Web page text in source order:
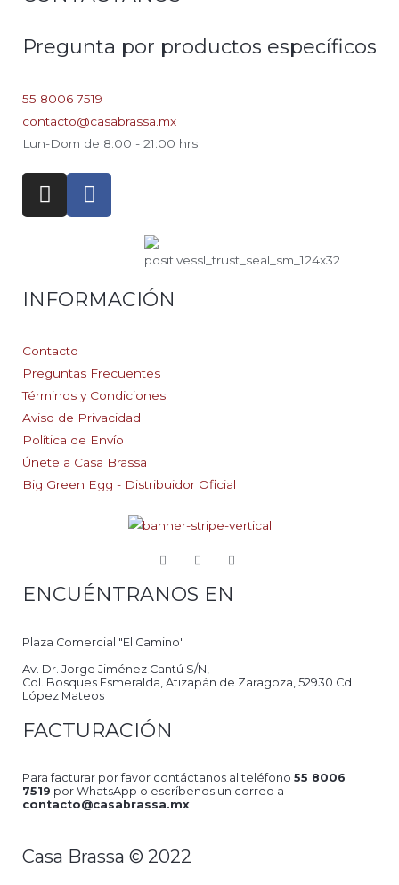
Pregunta por productos específicos
55 8006 7519
contacto@casabrassa.mx
Lun-Dom de 8:00 - 21:00 hrs
I
n
g
m
F
a
o
f
INFORMACIÓN
Contacto
Preguntas Frecuentes
Términos y Condiciones
Aviso de Privacidad
Política de Envío
Únete a Casa Brassa
Big Green Egg - Distribuidor Oficial
ENCUÉNTRANOS EN
Plaza Comercial "El Camino"
Av. Dr. Jorge Jiménez Cantú S/N,
Col. Bosques Esmeralda, Atizapán de Zaragoza, 52930 Cd
López Mateos
FACTURACIÓN
Para facturar por favor contáctanos al teléfono 55 8006
7519 por WhatsApp o escríbenos un correo a
contacto@casabrassa.mx
Casa Brassa © 2022